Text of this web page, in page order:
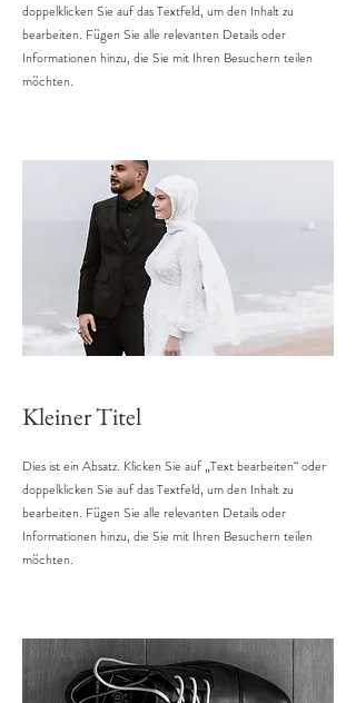
doppelklicken Sie auf das Textfeld, um den Inhalt zu
bearbeiten. Fügen Sie alle relevanten Details oder
Informationen hinzu, die Sie mit Ihren Besuchern teilen
möchten.
Kleiner Titel
Dies ist ein Absatz. Klicken Sie auf „Text bearbeiten“ oder
doppelklicken Sie auf das Textfeld, um den Inhalt zu
bearbeiten. Fügen Sie alle relevanten Details oder
Informationen hinzu, die Sie mit Ihren Besuchern teilen
möchten.